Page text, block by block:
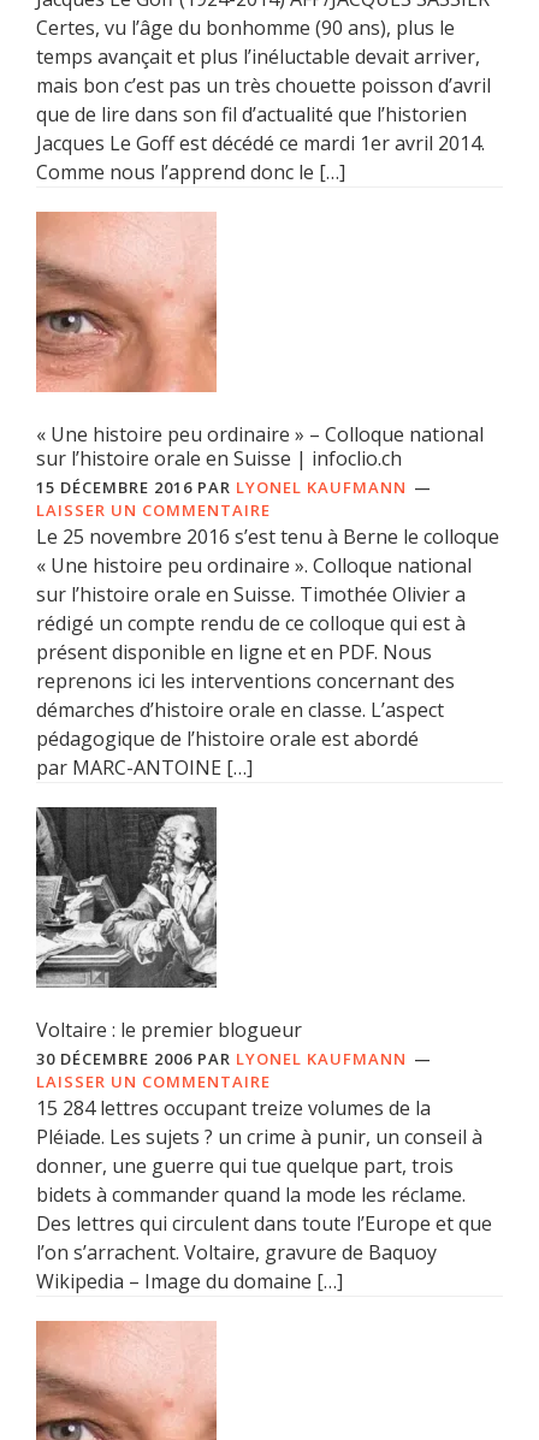
Certes, vu l’âge du bonhomme (90 ans), plus le
temps avançait et plus l’inéluctable devait arriver,
mais bon c’est pas un très chouette poisson d’avril
que de lire dans son fil d’actualité que l’historien
Jacques Le Goff est décédé ce mardi 1er avril 2014.
Comme nous l’apprend donc le […]
« Une histoire peu ordinaire » – Colloque national
sur l’histoire orale en Suisse | infoclio.ch
15 DÉCEMBRE 2016 PAR LYONEL KAUFMANN
LAISSER UN COMMENTAIRE
Le 25 novembre 2016 s’est tenu à Berne le colloque
« Une histoire peu ordinaire ». Colloque national
sur l’histoire orale en Suisse. Timothée Olivier a
rédigé un compte rendu de ce colloque qui est à
présent disponible en ligne et en PDF. Nous
reprenons ici les interventions concernant des
démarches d’histoire orale en classe. L’aspect
pédagogique de l’histoire orale est abordé
par MARC-ANTOINE […]
Voltaire : le premier blogueur
30 DÉCEMBRE 2006 PAR LYONEL KAUFMANN
LAISSER UN COMMENTAIRE
15 284 lettres occupant treize volumes de la
Pléiade. Les sujets ? un crime à punir, un conseil à
donner, une guerre qui tue quelque part, trois
bidets à commander quand la mode les réclame.
Des lettres qui circulent dans toute l’Europe et que
l’on s’arrachent. Voltaire, gravure de Baquoy
Wikipedia – Image du domaine […]